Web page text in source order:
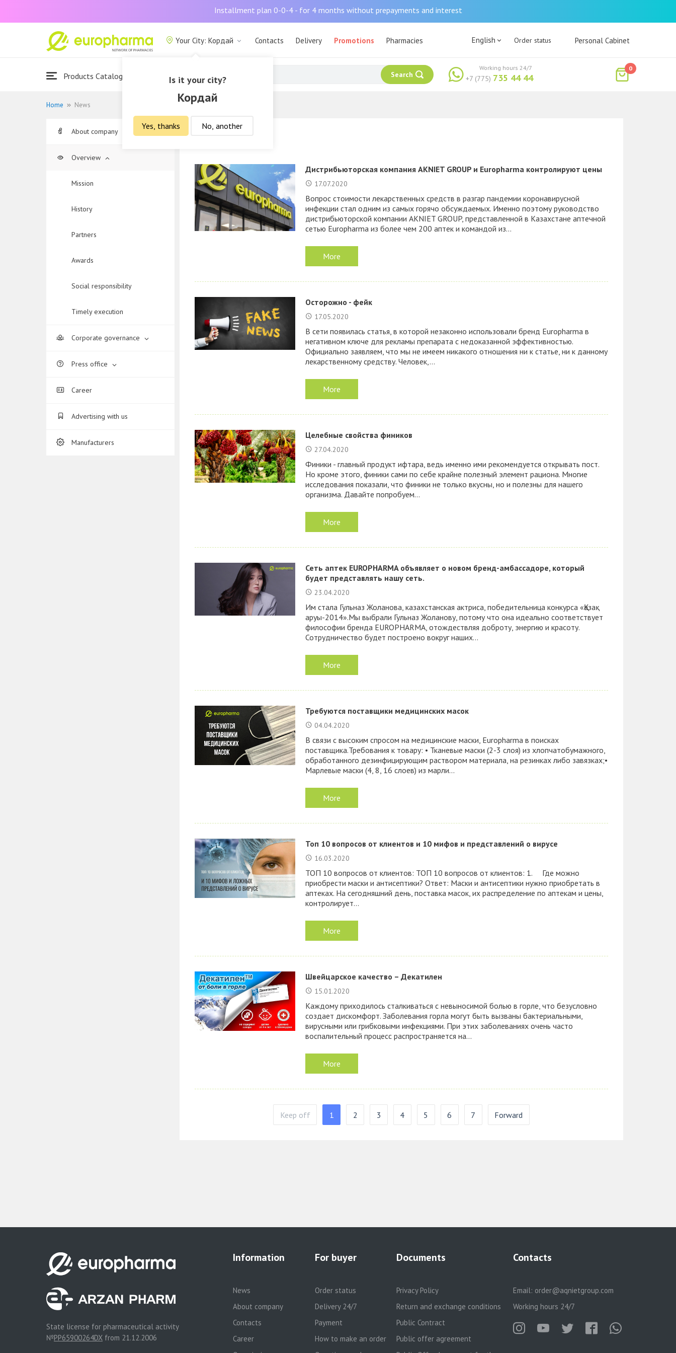
Installment plan 0-0-4 - for 4 months without prepayments and interest
Your City: Кордай
Is it your city?
Кордай
Yes, thanks No, another
Contacts Delivery Promotions Pharmacies
About Us
English Order status Personal Cabinet
Products Catalogue Search +7 (775) 735 44 44
Working hours 24/7 0
Home News
About company
Overview
Mission
History
Partners
Awards
Social responsibility
Timely execution
Corporate governance
Press office
Career
Advertising with us
Manufacturers
Дистрибьюторская компания AKNIET GROUP и Europharma контролируют цены
17.07.2020
Вопрос стоимости лекарственных средств в разгар пандемии коронавирусной
инфекции стал одним из самых горячо обсуждаемых. Именно поэтому руководство
дистрибьюторской компании AKNIET GROUP, представленной в Казахстане аптечной
сетью Europharma из более чем 200 аптек и командой из...
More
Осторожно - фейк
17.05.2020
В сети появилась статья, в которой незаконно использовали бренд Europharma в
негативном ключе для рекламы препарата с недоказанной эффективностью.
Официально заявляем, что мы не имеем никакого отношения ни к статье, ни к данному
лекарственному средству. Человек,...
More
Целебные свойства фиников
27.04.2020
Финики - главный продукт ифтара, ведь именно ими рекомендуется открывать пост.
Но кроме этого, финики сами по себе крайне полезный элемент рациона. Многие
исследования показали, что финики не только вкусны, но и полезны для нашего
организма. Давайте попробуем...
More
Сеть аптек EUROPHARMA объявляет о новом бренд-амбассадоре, который
будет представлять нашу сеть.
23.04.2020
Им стала Гульназ Жоланова, казахстанская актриса, победительница конкурса «Қазақ
аруы-2014».Мы выбрали Гульназ Жоланову, потому что она идеально соответствует
философии бренда EUROPHARMA, отождествляя доброту, энергию и красоту.
Сотрудничество будет построено вокруг наших...
More
Требуются поставщики медицинских масок
04.04.2020
В связи с высоким спросом на медицинские маски, Europharma в поисках
поставщика.Требования к товару: • Тканевые маски (2-3 слоя) из хлопчатобумажного,
обработанного дезинфицирующим раствором материала, на резинках либо завязках;•
Марлевые маски (4, 8, 16 слоев) из марли...
More
Топ 10 вопросов от клиентов и 10 мифов и представлений о вирусе
16.03.2020
ТОП 10 вопросов от клиентов: ТОП 10 вопросов от клиентов: 1. Где можно
приобрести маски и антисептики? Ответ: Маски и антисептики нужно приобретать в
аптеках. На сегодняшний день, поставка масок, их распределение по аптекам и цены,
контролирует...
More
Швейцарское качество – Декатилен
15.01.2020
Каждому приходилось сталкиваться с невыносимой болью в горле, что безусловно
создает дискомфорт. Заболевания горла могут быть вызваны бактериальными,
вирусными или грибковыми инфекциями. При этих заболеваниях очень часто
воспалительный процесс распространяется на...
More
Keep off 1 2 3 4 5 6 7 Forward
State license for pharmaceutical activity
№PP65900264DX from 21.12.2006
Information
News
About company
Contacts
Career
For buyer
Order status
Delivery 24/7
Payment
How to make an order
Documents
Privacy Policy
Return and exchange conditions
Public Contract
Public offer agreement
Contacts
Email: order@aqnietgroup.com
Working hours 24/7